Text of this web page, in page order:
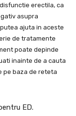
erectila, ca
asupra
ajuta in aceste
de tratamente
poate depinde
inainte de a cauta
pe baza de reteta
ED.